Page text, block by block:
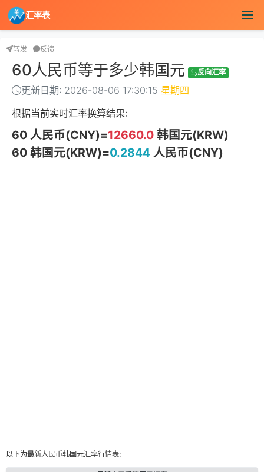
汇率表
转发 反馈
60人民币等于多少韩国元 反向汇率
更新日期: 2026-08-06 17:30:15 星期四
根据当前实时汇率换算结果:
60 人民币(CNY)=12660.0韩国元(KRW)
60 韩国元(KRW)=0.2844人民币(CNY)
以下为最新人民币韩国元汇率行情表: